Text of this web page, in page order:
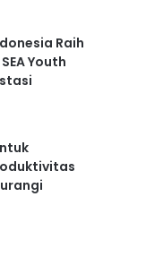
Raih
Youth